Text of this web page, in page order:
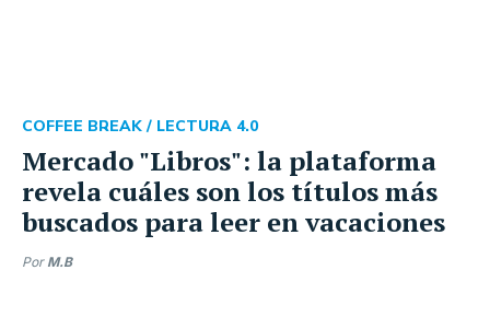
Mercado "Libros": la plataforma
revela cuáles son los títulos más
buscados para leer en vacaciones
COFFEE BREAK / LECTURA 4.0
Por M.B